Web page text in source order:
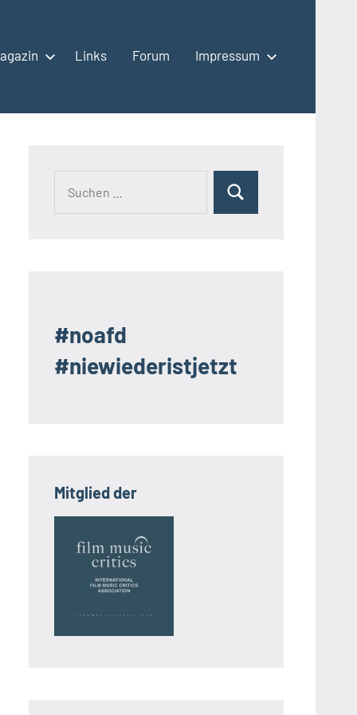
Links Forum Impressum
Suchen
#noafd
#niewiederistjetzt
Mitglied der